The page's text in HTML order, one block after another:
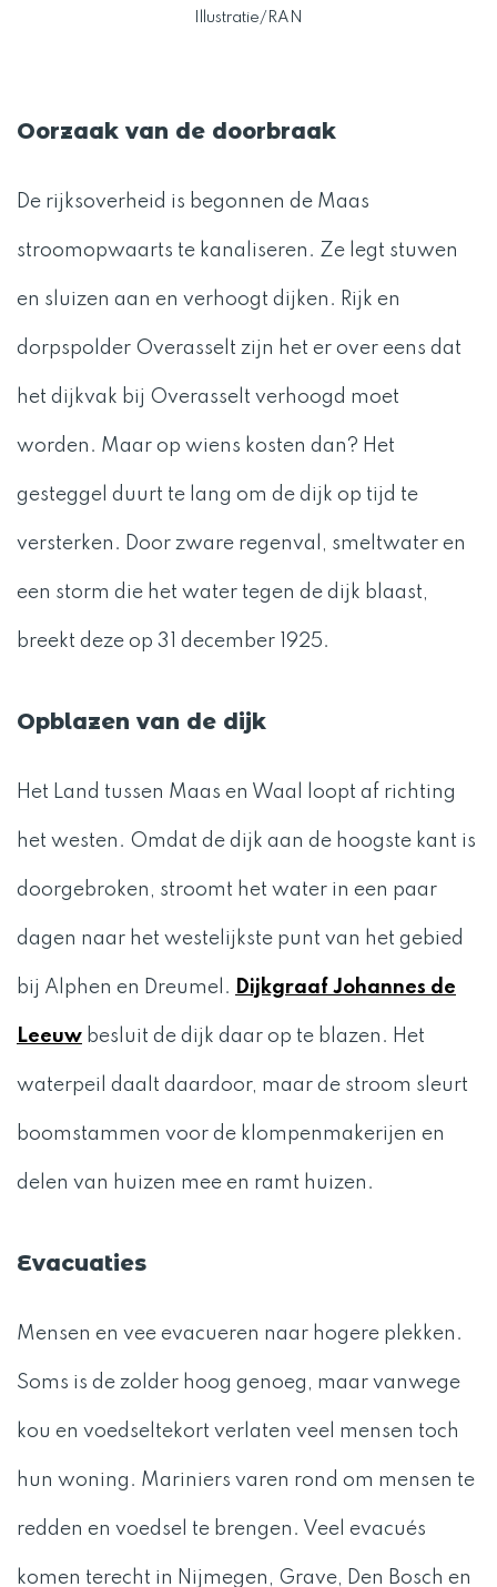
Illustratie/RAN
Oorzaak van de doorbraak
De rijksoverheid is begonnen de Maas
stroomopwaarts te kanaliseren. Ze legt stuwen
en sluizen aan en verhoogt dijken. Rijk en
dorpspolder Overasselt zijn het er over eens dat
het dijkvak bij Overasselt verhoogd moet
worden. Maar op wiens kosten dan? Het
gesteggel duurt te lang om de dijk op tijd te
versterken. Door zware regenval, smeltwater en
een storm die het water tegen de dijk blaast,
breekt deze op 31 december 1925.
Opblazen van de dijk
Het Land tussen Maas en Waal loopt af richting
het westen. Omdat de dijk aan de hoogste kant is
doorgebroken, stroomt het water in een paar
dagen naar het westelijkste punt van het gebied
bij Alphen en Dreumel. Dijkgraaf Johannes de
Leeuw besluit de dijk daar op te blazen. Het
waterpeil daalt daardoor, maar de stroom sleurt
boomstammen voor de klompenmakerijen en
delen van huizen mee en ramt huizen.
Evacuaties
Mensen en vee evacueren naar hogere plekken.
Soms is de zolder hoog genoeg, maar vanwege
kou en voedseltekort verlaten veel mensen toch
hun woning. Mariniers varen rond om mensen te
redden en voedsel te brengen. Veel evacués
komen terecht in Nijmegen, Grave, Den Bosch en